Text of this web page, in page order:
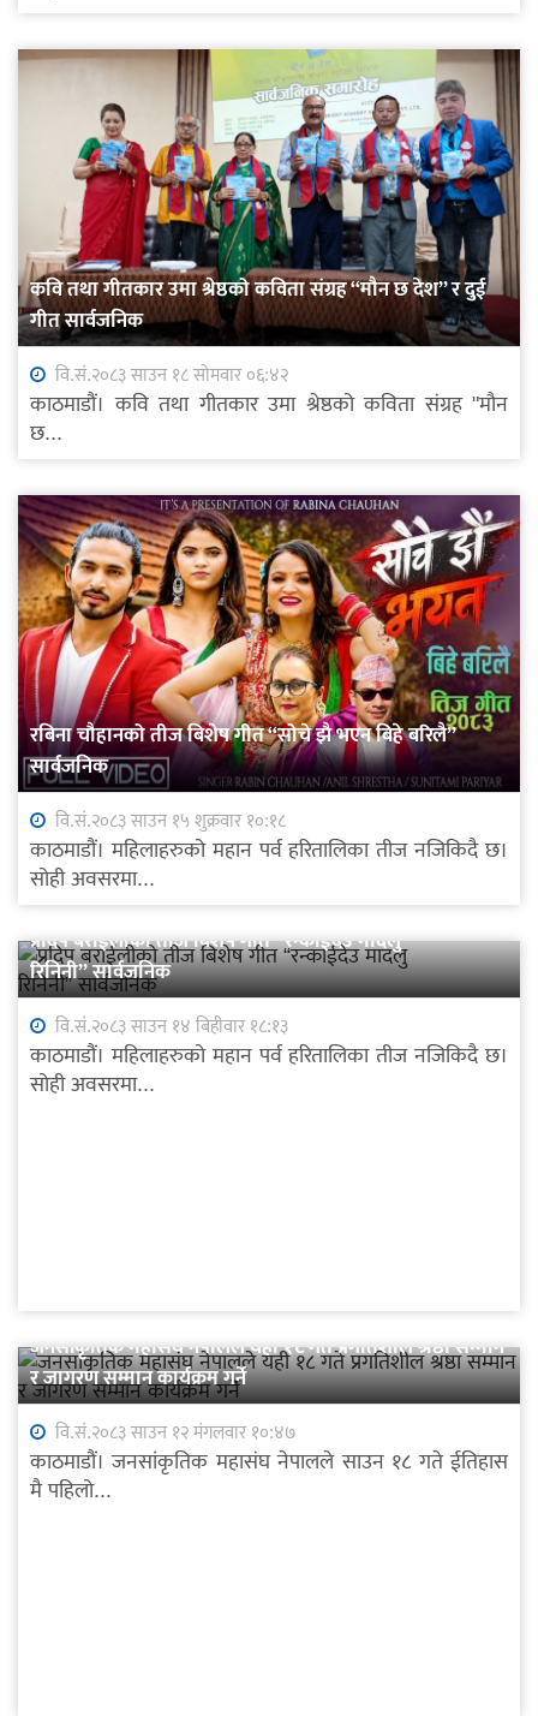
कवि तथा गीतकार उमा श्रेष्ठको कविता संग्रह “मौन छ देश” र दुई
गीत सार्वजनिक
वि.सं.२०८३ साउन १८ सोमवार ०६:४२
काठमाडौं। कवि तथा गीतकार उमा श्रेष्ठको कविता संग्रह "मौन
छ...
रबिना चौहानको तीज बिशेष गीत “सोचे झै भएन बिहे बरिलै”
सार्वजनिक
वि.सं.२०८३ साउन १५ शुक्रवार १०:१८
काठमाडौं। महिलाहरुको महान पर्व हरितालिका तीज नजिकिदै छ।
सोही अवसरमा...
प्रदिप बराईलीको तीज बिशेष गीत “रन्काईदेउ मादलु
रिनिनी” सार्वजनिक
वि.सं.२०८३ साउन १४ बिहीवार १८:१३
काठमाडौं। महिलाहरुको महान पर्व हरितालिका तीज नजिकिदै छ।
सोही अवसरमा...
जनसांकृतिक महासंघ नेपालले यही १८ गते प्रगतिशील श्रष्ठा सम्मान
र जागरण सम्मान कार्यक्रम गर्ने
वि.सं.२०८३ साउन १२ मंगलवार १०:४७
काठमाडौं। जनसांकृतिक महासंघ नेपालले साउन १८ गते ईतिहास
मै पहिलो...